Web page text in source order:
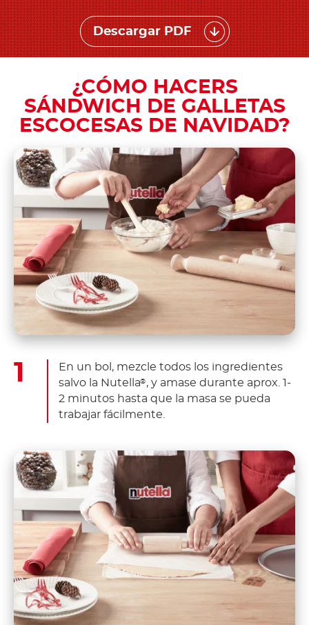
Descargar PDF
¿CÓMO HACERS
SÁNDWICH DE GALLETAS
ESCOCESAS DE NAVIDAD?
En un bol, mezcle todos los ingredientes
salvo la Nutella® , y amase durante aprox. 1-
2 minutos hasta que la masa se pueda
trabajar fácilmente.